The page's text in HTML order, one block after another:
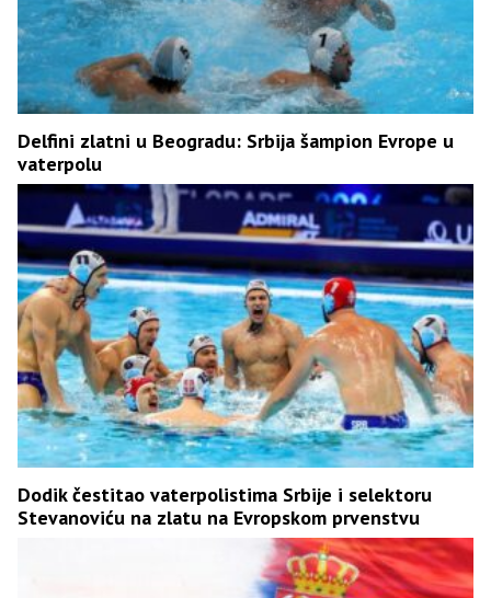
Delfini zlatni u Beogradu: Srbija šampion Evrope u
vaterpolu
Dodik čestitao vaterpolistima Srbije i selektoru
Stevanoviću na zlatu na Evropskom prvenstvu